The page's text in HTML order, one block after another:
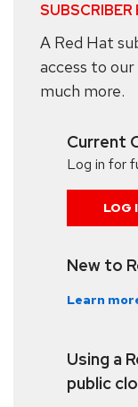
A Red Hat
access to
much more.
Current
Log in for
LOG
New to
Learn
Using a
public